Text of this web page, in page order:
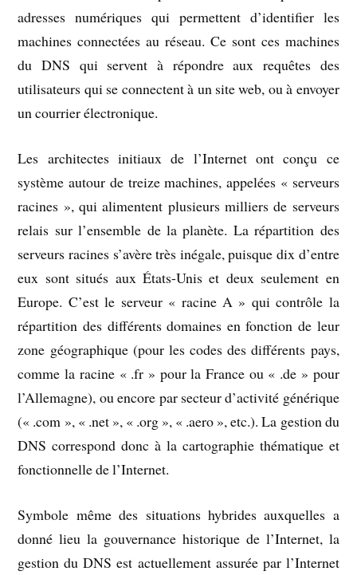
adresses numériques qui permettent d’identifier les
machines connectées au réseau. Ce sont ces machines
du DNS qui servent à répondre aux requêtes des
utilisateurs qui se connectent à un site web, ou à envoyer
un courrier électronique.
Les architectes initiaux de l’Internet ont conçu ce
système autour de treize machines, appelées « serveurs
racines », qui alimentent plusieurs milliers de serveurs
relais sur l’ensemble de la planète. La répartition des
serveurs racines s’avère très inégale, puisque dix d’entre
eux sont situés aux États-Unis et deux seulement en
Europe. C’est le serveur « racine A » qui contrôle la
répartition des différents domaines en fonction de leur
zone géographique (pour les codes des différents pays,
comme la racine « .fr » pour la France ou « .de » pour
l’Allemagne), ou encore par secteur d’activité générique
(« .com », « .net », « .org », « .aero », etc.). La gestion du
DNS correspond donc à la cartographie thématique et
fonctionnelle de l’Internet.
Symbole même des situations hybrides auxquelles a
donné lieu la gouvernance historique de l’Internet, la
gestion du DNS est actuellement assurée par l’Internet